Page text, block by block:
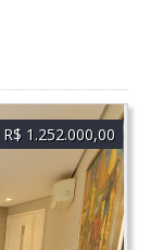
R$ 1.252.000,00